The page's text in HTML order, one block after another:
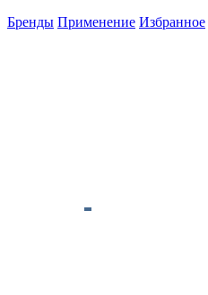
Бренды Применение Избранное